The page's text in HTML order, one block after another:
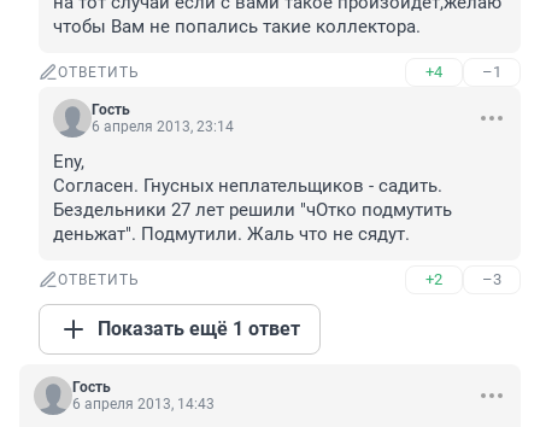
чтобы Вам не попались такие коллектора.
ОТВЕТИТЬ +4 –1
Гость
6 апреля 2013, 23:14
Eny,
Согласен. Гнусных неплательщиков - садить.
Бездельники 27 лет решили "чОтко подмутить
деньжат". Подмутили. Жаль что не сядут.
ОТВЕТИТЬ +2 –3
Показать ещё 1 ответ
Гость
6 апреля 2013, 14:43